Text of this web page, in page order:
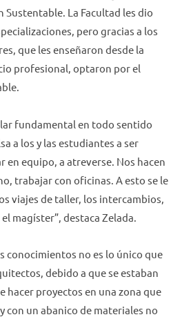
Sustentable. La Facultad les dio
pero gracias a los
que les enseñaron desde la
profesional, optaron por el
fundamental en todo sentido
a los y las estudiantes a ser
en equipo, a atreverse. Nos hacen
trabajar con oficinas. A esto se le
viajes de taller, los intercambios,
magíster”, destaca Zelada.
conocimientos no es lo único que
debido a que se estaban
hacer proyectos en una zona que
con un abanico de materiales no